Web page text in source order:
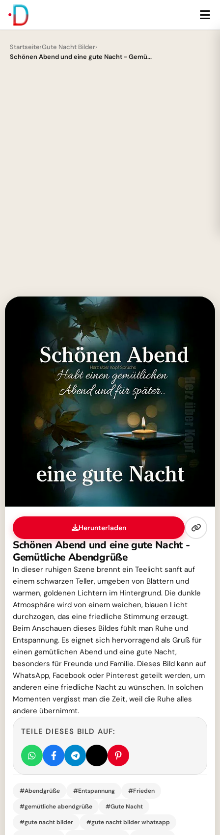
Startseite›Gute Nacht Bilder›
Schönen Abend und eine gute Nacht - Gemü...
Herunterladen
Schönen Abend und eine gute Nacht -
Gemütliche Abendgrüße
In dieser ruhigen Szene brennt ein Teelicht sanft auf
einem schwarzen Teller, umgeben von Blättern und
warmen, goldenen Lichtern im Hintergrund. Die dunkle
Atmosphäre wird von einem weichen, blauen Licht
durchzogen, das eine friedliche Stimmung erzeugt.
Beim Anschauen dieses Bildes fühlt man Ruhe und
Entspannung. Es eignet sich hervorragend als Gruß für
einen gemütlichen Abend und eine gute Nacht,
besonders für Freunde und Familie. Dieses Bild kann auf
WhatsApp, Facebook oder Pinterest geteilt werden, um
anderen eine friedliche Nacht zu wünschen. In solchen
Momenten vergisst man die Zeit, weil die Ruhe alles
andere übernimmt.
TEILE DIESES BILD AUF:
#Abendgrüße #Entspannung
#Frieden
#gemütliche abendgrüße
#Gute Nacht
#gute nacht bilder
#gute nacht bilder whatsapp